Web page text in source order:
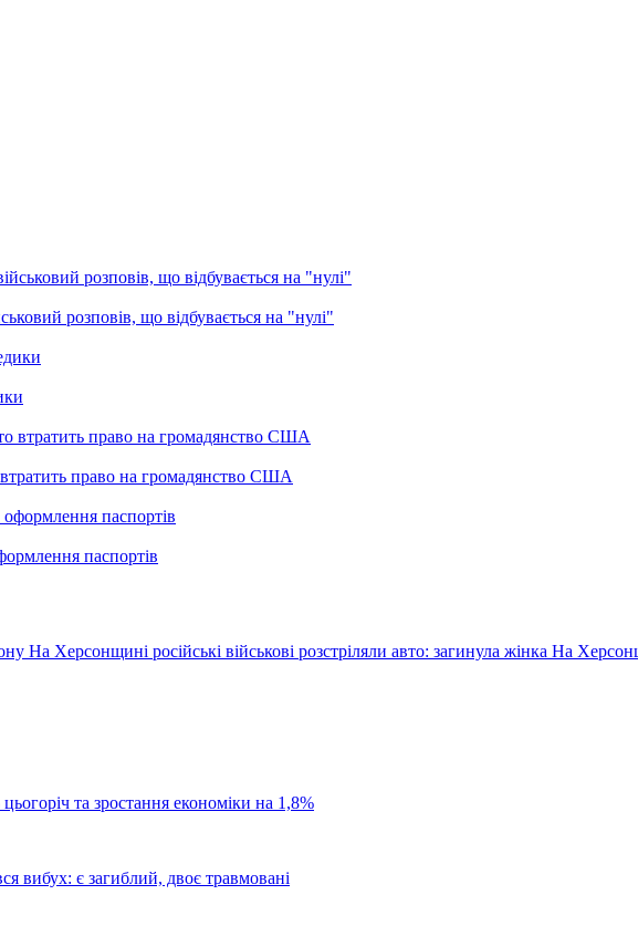
розповів, що відбувається на "нулі"
право на громадянство США
паспортів
На Херсонщині російські військові розстріляли авто: загинула жінка На
та зростання економіки на 1,8%
вибух: є загиблий, двоє травмовані